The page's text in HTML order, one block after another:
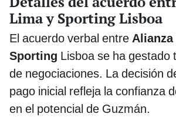
Lima y Sporting Lisboa
El acuerdo verbal entre
Sporting Lisboa se ha gestado
de negociaciones. La decisión
pago inicial refleja la confianza
en el potencial de Guzmán.